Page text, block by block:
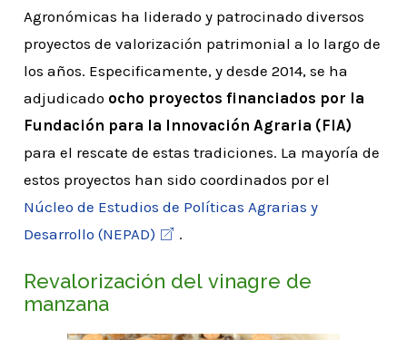
Agronómicas ha liderado y patrocinado diversos
proyectos de valorización patrimonial a lo largo de
los años. Especificamente, y desde 2014, se ha
adjudicado ocho proyectos financiados por la
Fundación para la Innovación Agraria (FIA)
para el rescate de estas tradiciones. La mayoría de
estos proyectos han sido coordinados por el
Núcleo de Estudios de Políticas Agrarias y
Desarrollo (NEPAD)
.
Revalorización del vinagre de
manzana